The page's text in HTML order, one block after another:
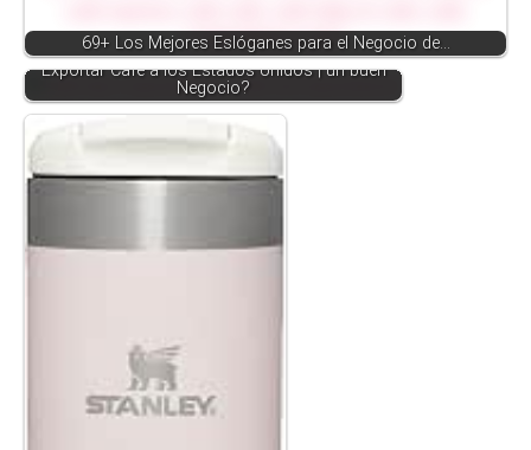
69+ Los Mejores Eslóganes para el Negocio de…
Exportar Café a los Estados Unidos | un buen
Negocio?